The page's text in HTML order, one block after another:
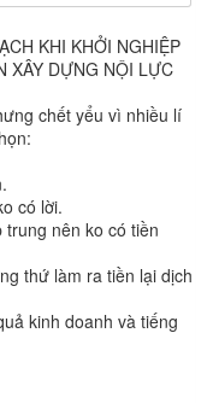
KHI KHỞI NGHIỆP
XÂY DỰNG NỘI LỰC
chết yểu vì nhiều lí
có lời.
nên ko có tiền
thứ làm ra tiền lại dịch
kinh doanh và tiếng